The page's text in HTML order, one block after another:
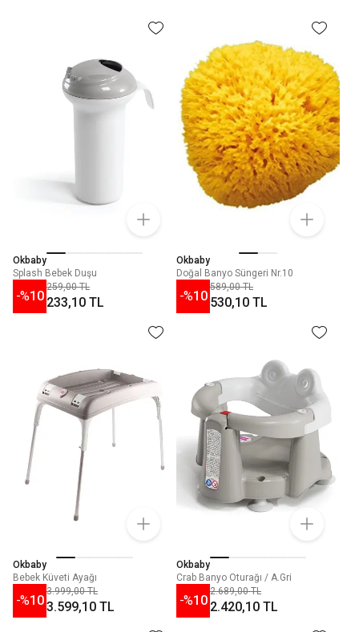
Okbaby
Splash Bebek Duşu
-%10
259,00 TL
233,10 TL
Okbaby
Doğal Banyo Süngeri Nr.10
-%10
589,00 TL
530,10 TL
Okbaby
Bebek Küveti Ayağı
-%10
3.999,00 TL
3.599,10 TL
Okbaby
Crab Banyo Oturağı / A.Gri
-%10
2.689,00 TL
2.420,10 TL